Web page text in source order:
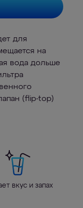
для
на
вода дольше
(flip-top)
вкус и запах